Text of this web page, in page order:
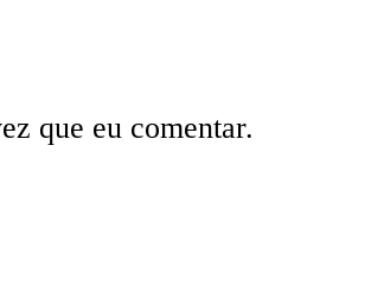
que eu comentar.